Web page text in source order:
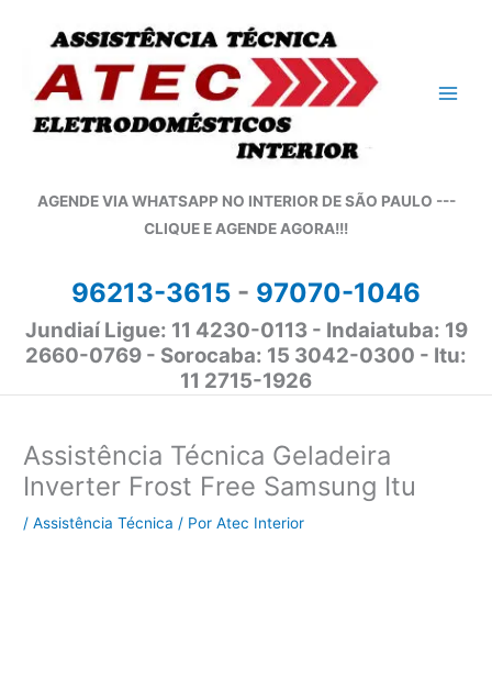
conteúdo
AGENDE VIA WHATSAPP NO INTERIOR DE SÃO PAULO ---
CLIQUE E AGENDE AGORA!!!
96213-3615 - 97070-1046
Jundiaí Ligue: 11 4230-0113 - Indaiatuba: 19
2660-0769 - Sorocaba: 15 3042-0300 - Itu:
11 2715-1926
Assistência Técnica Geladeira
Inverter Frost Free Samsung Itu
/Assistência Técnica / PorAtec Interior